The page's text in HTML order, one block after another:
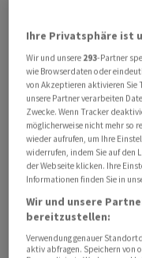
einem starken
Abwanderung von
1&1.
Dadurch
Deutschland‌nach
Prozent ‌auf 8,17
hätten ​um 5,7
nachgegeben. In der
8,8 Prozent auf 2,48
Ihre Privatsphäre ist
Wir und unsere 293-Partner
wie Browserdaten oder
von Akzeptieren aktivieren Sie
unsere Partner verarbeiten
Zwecke. Wenn Tracker
möglicherweise nicht mehr so
wieder aufrufen, um Ihre
widerrufen, indem Sie auf den
der Webseite klicken. Ihre
Informationen finden Sie in
Wir und unsere
bereitzustellen:
Verwendung genauer
aktiv abfragen. Speichern von